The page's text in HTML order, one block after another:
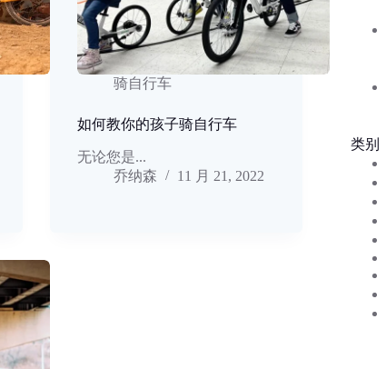
骑自行车
如何教你的孩子骑自行车
无论您是...
乔纳森
11 月 21, 2022
类别